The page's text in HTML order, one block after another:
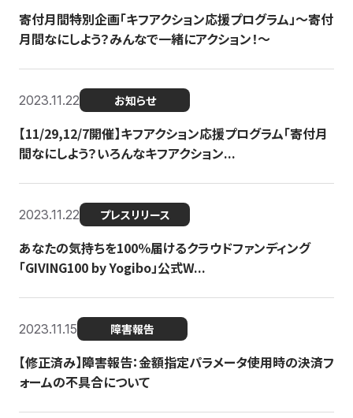
寄付月間特別企画「キフアクション応援プログラム」〜寄付
月間なにしよう？みんなで一緒にアクション！〜
2023.11.22 お知らせ
【11/29,12/7開催】キフアクション応援プログラム「寄付月
間なにしよう？いろんなキフアクション...
2023.11.22 プレスリリース
あなたの気持ちを100％届けるクラウドファンディング
「GIVING100 by Yogibo」公式W...
2023.11.15 障害報告
【修正済み】障害報告：金額指定パラメータ使用時の決済フ
ォームの不具合について